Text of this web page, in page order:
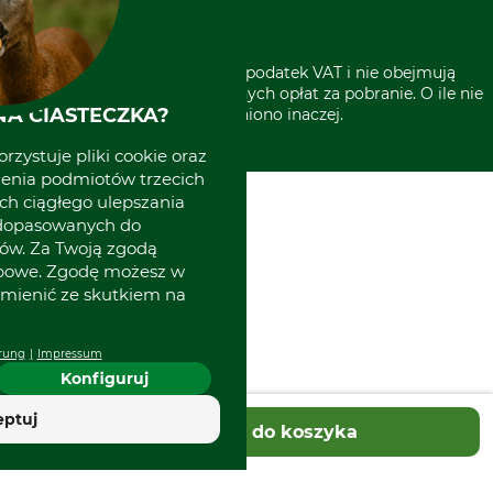
Dodaj do koszyka
* Wszystkie ceny zawierają podatek VAT i nie obejmują
kosztów wysyłki lub ewentualnych opłat za pobranie. O ile nie
wyszczególniono inaczej.
CIASTECZKA?
pliki cookie oraz
podmiotów trzecich
ciągłego ulepszania
do
Za Twoją zgodą
Zgodę możesz w
ze skutkiem na
Impressum
Konfiguruj